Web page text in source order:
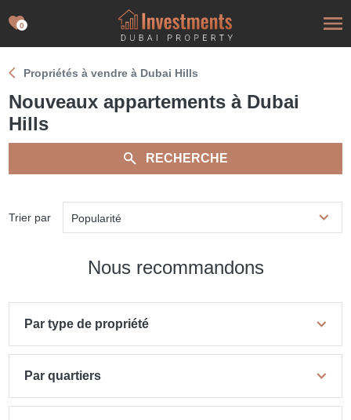
0
Propriétés à vendre à Dubai Hills
Nouveaux appartements à Dubai
Hills
RECHERCHE
Trier par Popularité
Nous recommandons
Par type de propriété
Par quartiers